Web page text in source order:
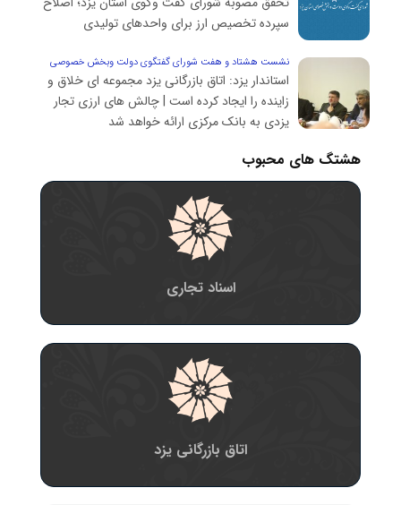
سپرده تخصیص ارز برای واحدهای تولیدی
نشست هشتاد و هفت شورای گفتگوی دولت وبخش خصوصی
استان یزد:
استاندار یزد: اتاق بازرگانی یزد مجموعه ای خلاق و
زاینده را ایجاد کرده است | چالش های ارزی تجار
یزدی به بانک مرکزی ارائه خواهد شد
هشتگ های محبوب
اسناد تجاری
اتاق بازرگانی یزد